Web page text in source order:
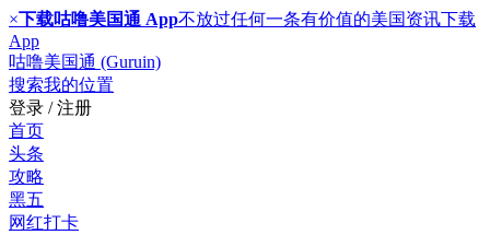
×下载咕噜美国通 App不放过任何一条有价值的美国资讯下载
App
咕噜美国通 (Guruin)
搜索我的位置
登录 / 注册
首页
头条
攻略
黑五
网红打卡